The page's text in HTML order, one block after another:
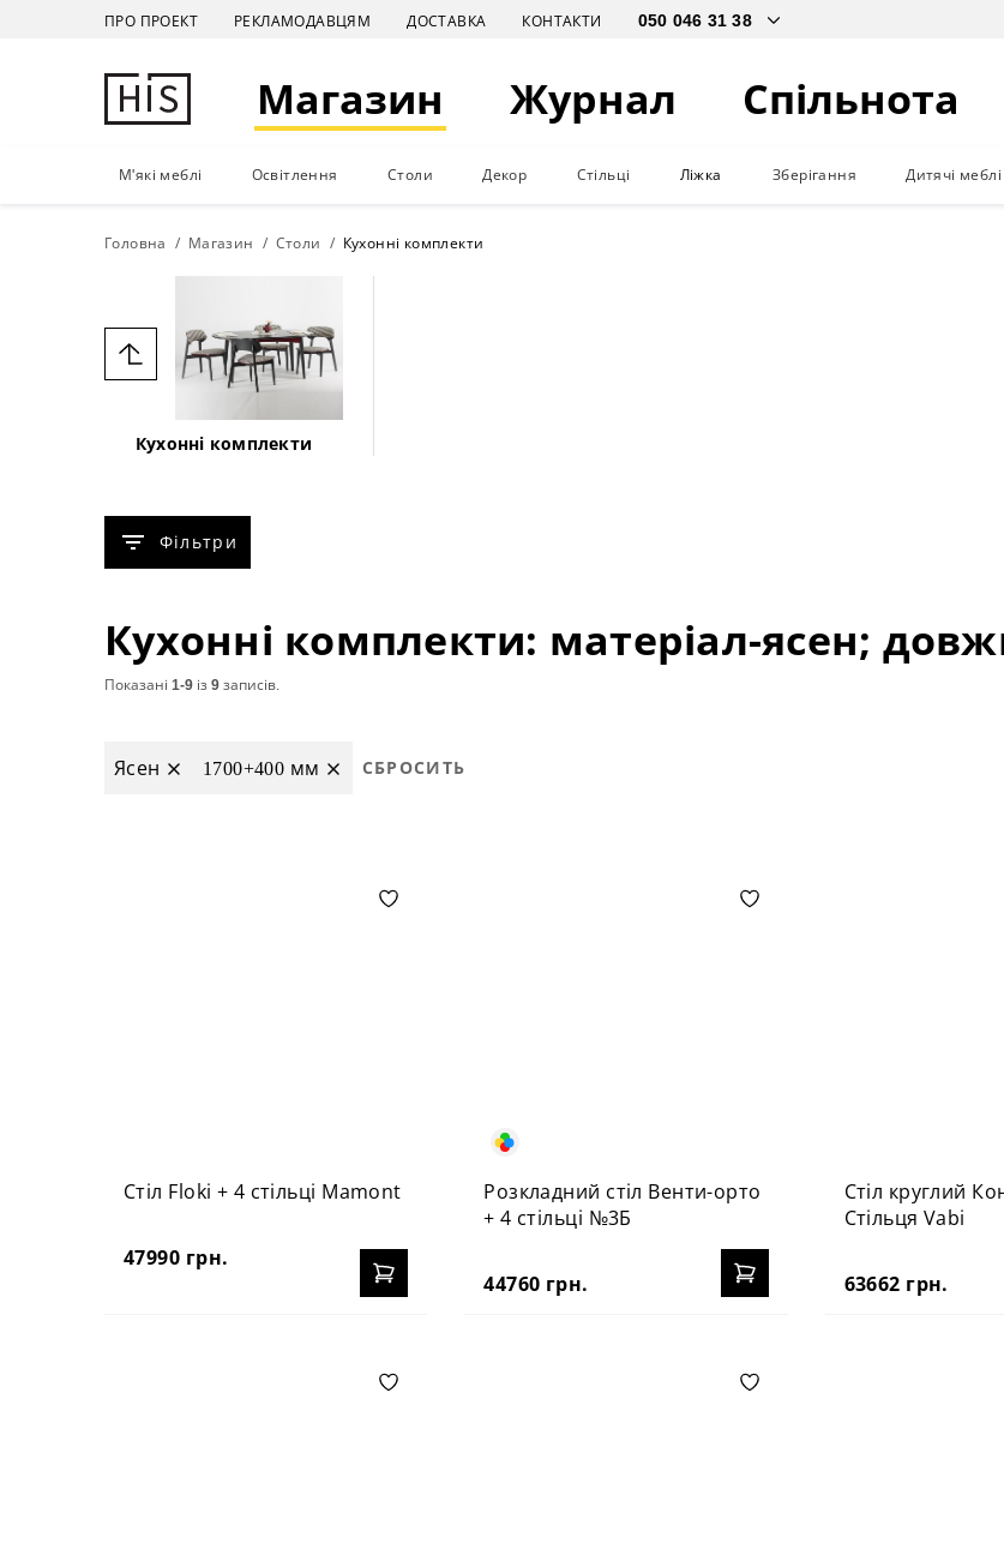
ПРО ПРОЕКТ РЕКЛАМОДАВЦЯМ ДОСТАВКА КОНТАКТИ
Магазин Журнал Спільнота
М'які меблі Освітлення Столи Декор Стільці Ліжка Зберігання Дитячі меблі
Головна Магазин Столи Кухонні комплекти
Кухонні комплекти
Фільтри
Показані 1-9 із9записів.
Ясен 1700+400 мм СБРОСИТЬ
Стіл Floki + 4 стільці Mamont
47990 грн.
Розкладний стіл Венти-орто
+ 4 стільці №3Б
44760 грн.
Стіл круглий
Стільця Vabi
63662 грн.